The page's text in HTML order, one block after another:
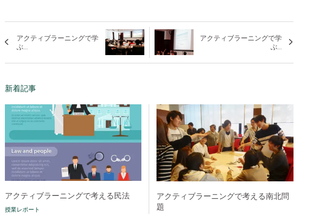
アクティブラーニングで学
ぶ...
アクティブラーニングで学
ぶ...
新着記事
アクティブラーニングで考える民法
授業レポート
アクティブラーニングで考える南北問
題